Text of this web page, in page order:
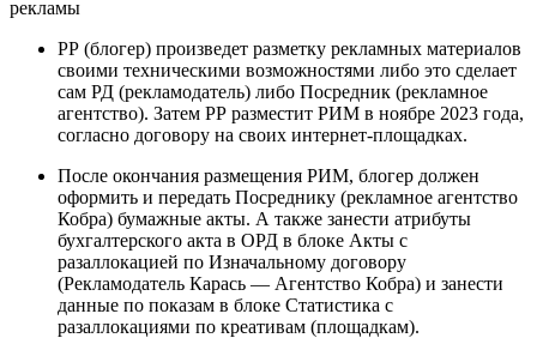
РР (блогер) произведет разметку рекламных материалов
своими техническими возможностями либо это сделает
сам РД (рекламодатель) либо Посредник (рекламное
агентство). Затем РР разместит РИМ в ноябре 2023 года,
согласно договору на своих интернет-площадках.
После окончания размещения РИМ, блогер должен
оформить и передать Посреднику (рекламное агентство
Кобра) бумажные акты. А также занести атрибуты
бухгалтерского акта в ОРД в блоке Акты с
разаллокацией по Изначальному договору
(Рекламодатель Карась — Агентство Кобра) и занести
данные по показам в блоке Статистика с
разаллокациями по креативам (площадкам).